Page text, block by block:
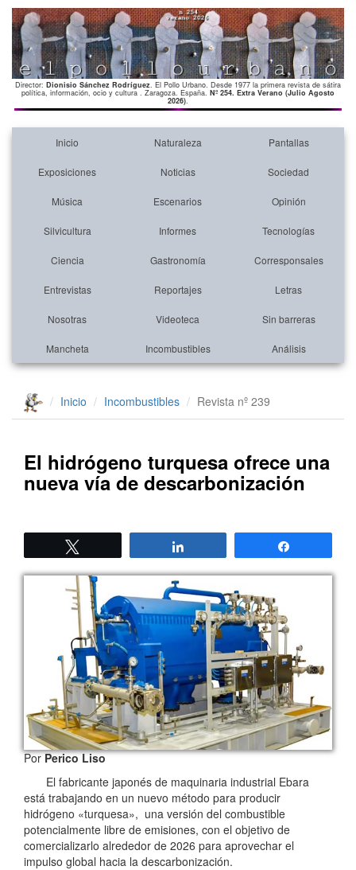
Director: Dionisio Sánchez Rodríguez. El Pollo Urbano. Desde 1977 la primera revista de sátira
política, información, ocio y cultura . Zaragoza. España. Nº 254. Extra Verano (Julio Agosto
2026).
Inicio Naturaleza Pantallas
Exposiciones Noticias Sociedad
Música Escenarios Opinión
Silvicultura Informes Tecnologías
Ciencia Gastronomía Corresponsales
Entrevistas Reportajes Letras
Nosotras Videoteca Sin barreras
Mancheta Incombustibles Análisis
Inicio Incombustibles Revista nº 239
El hidrógeno turquesa ofrece una
nueva vía de descarbonización
PorPerico Liso
El fabricante japonés de maquinaria industrial Ebara
está trabajando en un nuevo método para producir
hidrógeno «turquesa», una versión del combustible
potencialmente libre de emisiones, con el objetivo de
comercializarlo alrededor de 2026 para aprovechar el
impulso global hacia la descarbonización.